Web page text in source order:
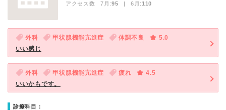
アクセス数 7月:95 | 6月:110
外科 甲状腺機能亢進症 体調不良
5.0
いい感じ
外科 甲状腺機能亢進症 疲れ
4.5
いいかもです。
診療科目：